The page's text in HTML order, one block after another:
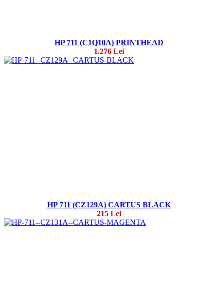
HP 711 (C1Q10A) PRINTHEAD
1.276 Lei
HP 711 (CZ129A) CARTUS BLACK
215 Lei